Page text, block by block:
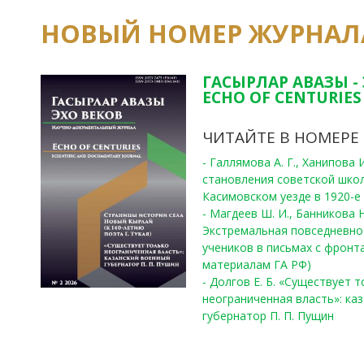
НОВЫЙ НОМЕР
ГАСЫРЛАР АВАЗЫ -
ECHO OF
ЧИТАЙТЕ В НОМЕРЕ
- Галлямова А. Г.,
становления советской
Касимовском уезде в 1920-е
- Магдеев Ш. И., Банникова
Экстремальная
учеников в письмах с
материалам ГА РФ)
- Долгов Е. Б. «Существует
неограниченная власть»:
губернатор П. П. Пущин